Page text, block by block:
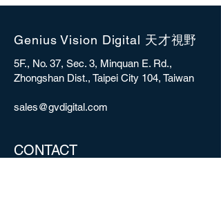
Genius Vision Digital 天才視野
5F., No. 37, Sec. 3, Minquan E. Rd.,
Zhongshan Dist., Taipei City 104, Taiwan
sales@gvdigital.com
CONTACT